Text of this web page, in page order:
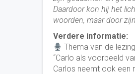
Daardoor kon hij het
woorden, maar door
Verdere informatie:
Thema van de
“Carlo als voorbeeld
Carlos neemt ook een